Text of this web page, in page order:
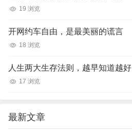
19 浏览
开网约车自由，是最美丽的谎言
18 浏览
人生两大生存法则，越早知道越好
17 浏览
最新文章